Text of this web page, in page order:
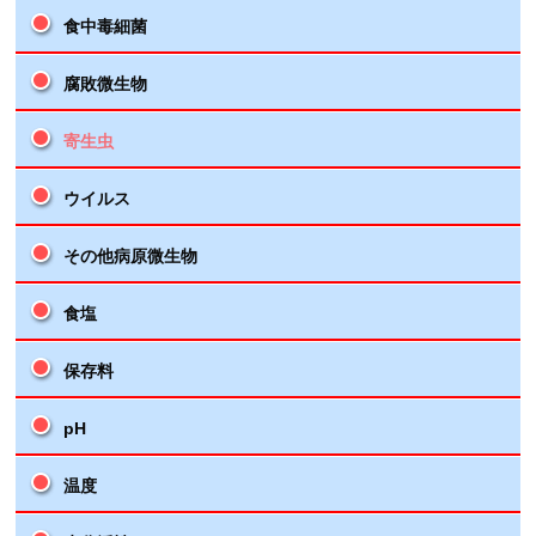
食中毒細菌
腐敗微生物
寄生虫
ウイルス
その他病原微生物
食塩
保存料
pH
温度